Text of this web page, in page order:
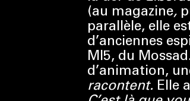
(au magazine,
parallèle, elle
d’anciennes
MI5, du
d’animation,
racontent. Elle